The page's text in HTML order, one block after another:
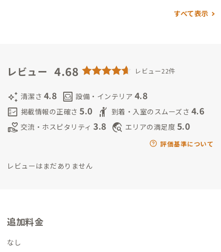
・広東語、中国語、英語、日本語
素敵な思い出となるよう、少しでもお手伝いできたら嬉しいで
慣れ、下道を使って四国各地の道の駅を巡りたいです(^^)
すべて表示
レビュー 4.68 レビュー22件
auto_awesome 清潔さ 4.8 living 設備・インテリア 4.8
fact_check 掲載情報の正確さ 5.0 hail 到着・入室のスムーズさ 4.6
volunteer_activism 交流・ホスピタリティ 3.8 travel_explore エリアの満足度 5.0
評価基準について
レビューはまだありません
追加料金
なし